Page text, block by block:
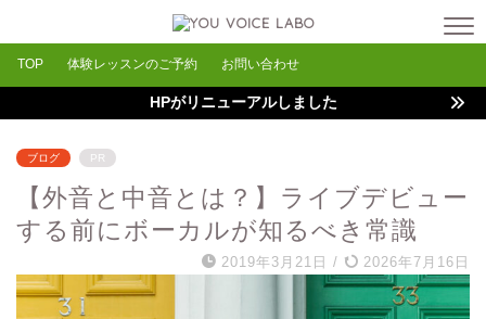
TOP 体験レッスンのご予約 お問い合わせ
HPがリニューアルしました
ブログ PR
【外音と中音とは？】ライブデビュー
する前にボーカルが知るべき常識
2019年3月21日 / 2026年7月16日